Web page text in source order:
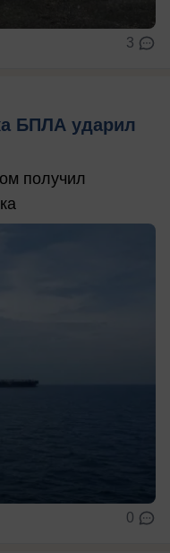
3
БПЛА ударил
получил
0